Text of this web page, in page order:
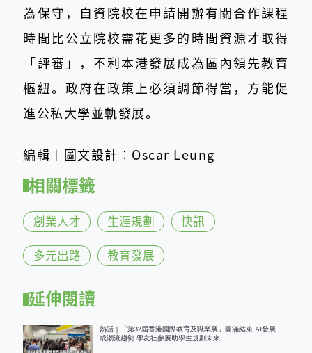
為保守，自資院校在申請開辦有關合作課程
時間比公立院校需花更多的時間資源才取得
「評審」，不利本港發展成為區內領先教育
樞紐。政府在政策上必須調節得當，方能促
進公私大學並軌發展。
編輯︱圖文設計︰Oscar Leung
相關標籤
創業人才 生涯規劃 快訊
多元出路 教育發展
延伸閱讀
熱話｜「第32屆香港國際教育及職業展」圓滿結束 AI發展
成潮流趨勢 學友社參展助學生規劃未來